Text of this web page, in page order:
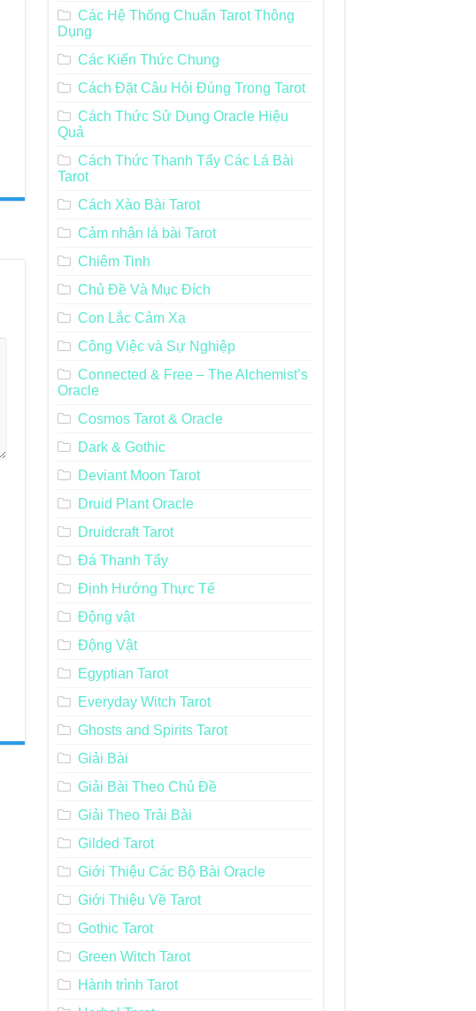
Các Hệ Thống Chuẩn Tarot Thông
Dụng
Các Kiến Thức Chung
Cách Đặt Câu Hỏi Đúng Trong Tarot
Cách Thức Sử Dụng Oracle Hiệu
Quả
Cách Thức Thanh Tẩy Các Lá Bài
Tarot
Cách Xào Bài Tarot
Cảm nhận lá bài Tarot
Chiêm Tinh
Chủ Đề Và Mục Đích
Con Lắc Cảm Xạ
Công Việc và Sự Nghiệp
Connected & Free – The Alchemist’s
Oracle
Cosmos Tarot & Oracle
Dark & Gothic
Deviant Moon Tarot
Druid Plant Oracle
Druidcraft Tarot
Đá Thanh Tẩy
Định Hướng Thực Tế
Động vật
Động Vật
Egyptian Tarot
Everyday Witch Tarot
Ghosts and Spirits Tarot
Giải Bài
Giải Bài Theo Chủ Đề
Giải Theo Trải Bài
Gilded Tarot
Giới Thiệu Các Bộ Bài Oracle
Giới Thiệu Về Tarot
Gothic Tarot
Green Witch Tarot
Hành trình Tarot